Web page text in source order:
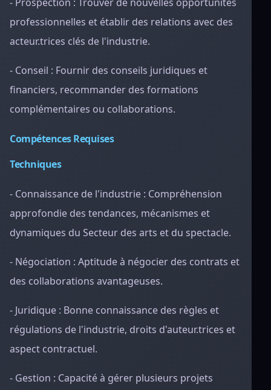
professionnelles et établir des relations avec des
acteur.trices clés de l'industrie.
- Conseil : Fournir des conseils juridiques et
financiers, recommander des formations
complémentaires ou collaborations.
Compétences Requises
Techniques
- Connaissance de l'industrie : Compréhension
approfondie des tendances, mécanismes et
dynamiques du Secteur des arts et du spectacle.
- Négociation : Aptitude à négocier des contrats et
des collaborations avantageuses.
- Juridique : Bonne connaissance des règles et
régulations de l'industrie, droits d'auteur.trices et
aspect contractuel.
- Gestion : Capacité à gérer plusieurs projets